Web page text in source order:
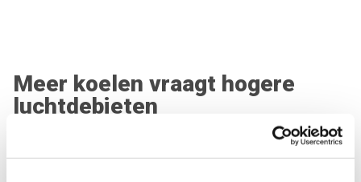
Meer koelen vraagt hogere
luchtdebieten